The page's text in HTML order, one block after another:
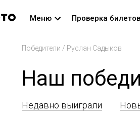
Меню Проверка билетов
Победители / Руслан Садыков
Наш
Недавно выиграли